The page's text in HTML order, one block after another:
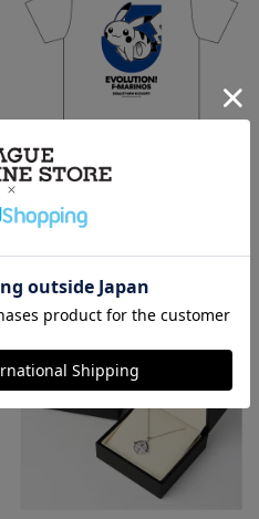
横浜F・マリノス ピカチュウ T
シャツ WHITE キッズ
4,400円